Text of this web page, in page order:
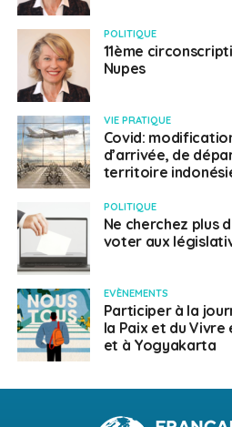
POLITIQUE
11ème
Nupes
VIE PRATIQUE
Covid:
d’arrivée, de
territoire
POLITIQUE
Ne cherchez plus
voter aux
EVÈNEMENTS
Participer à la
la Paix et du Vivre
et à Yogyakarta